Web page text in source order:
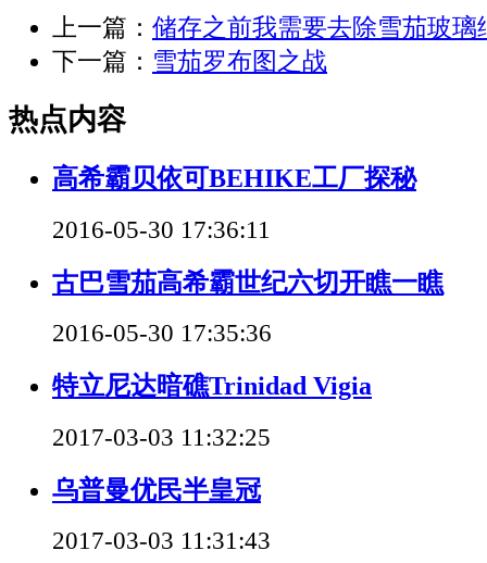
上一篇： 储存之前我需要去除雪茄玻璃
下一篇： 雪茄罗布图之战
热点内容
高希霸贝依可BEHIKE工厂探秘
2016-05-30 17:36:11
古巴雪茄高希霸世纪六切开瞧一瞧
2016-05-30 17:35:36
特立尼达暗礁Trinidad Vigia
2017-03-03 11:32:25
乌普曼优民半皇冠
2017-03-03 11:31:43